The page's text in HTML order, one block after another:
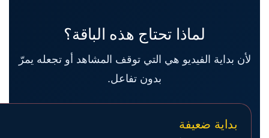
لماذا تحتاج هذه الباقة؟
لأن بداية الفيديو هي التي توقف المشاهد أو تجعله يمرّ
بدون تفاعل.
بداية ضعيفة